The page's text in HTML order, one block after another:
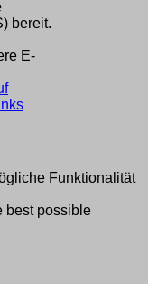
bereit.
E-
Funktionalität
best possible